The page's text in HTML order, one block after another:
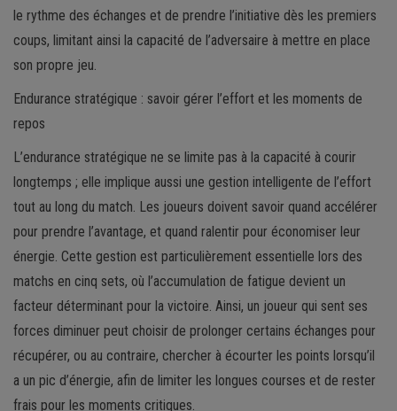
le rythme des échanges et de prendre l’initiative dès les premiers
coups, limitant ainsi la capacité de l’adversaire à mettre en place
son propre jeu.
Endurance stratégique : savoir gérer l’effort et les moments de
repos
L’endurance stratégique ne se limite pas à la capacité à courir
longtemps ; elle implique aussi une gestion intelligente de l’effort
tout au long du match. Les joueurs doivent savoir quand accélérer
pour prendre l’avantage, et quand ralentir pour économiser leur
énergie. Cette gestion est particulièrement essentielle lors des
matchs en cinq sets, où l’accumulation de fatigue devient un
facteur déterminant pour la victoire. Ainsi, un joueur qui sent ses
forces diminuer peut choisir de prolonger certains échanges pour
récupérer, ou au contraire, chercher à écourter les points lorsqu’il
a un pic d’énergie, afin de limiter les longues courses et de rester
frais pour les moments critiques.